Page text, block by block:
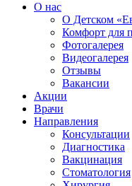
О нас
О Детском
Комфорт для
Фотогалерея
Видеогалерея
Отзывы
Вакансии
Акции
Врачи
Направления
Консультации
Диагностика
Вакцинация
Стоматология